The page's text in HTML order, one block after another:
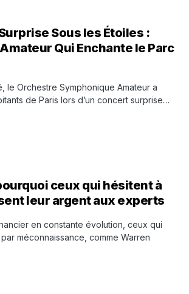
Sous les Étoiles :
Qui Enchante le Parc
le Orchestre Symphonique Amateur a
de Paris lors d’un concert surprise…
ceux qui hésitent à
leur argent aux experts
en constante évolution, ceux qui
méconnaissance, comme Warren